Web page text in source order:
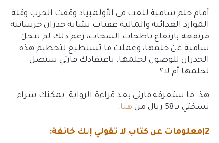
أمام حلم سامية للعب في الأولمبياد وقفت الحرب وقلة
الموارد الغذائية والمالية عقبات تشابه جدران خرسانية
مرتفعة بارتفاع ناطحات السحاب، رغم ذلك لم تتخلَ
سامية عن حلمها، وعملت ما تستطيع لتحطيم هذه
الجدران للوصول لحلمها. باعتقادك قارئي ستصل
لحلمها أم لا؟
هذا ما ستعرفه قارئي بعد قراءة الرواية. يمكنك شراء
نسختي بـ 58 ريال من
هنا.
2|معلومات عن كتاب لا تقولي إنك خائفة: